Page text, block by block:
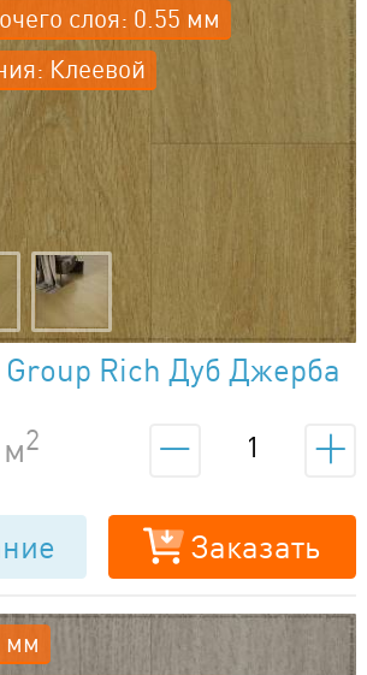
слоя: 0.55 мм
Клеевой
Rich Дуб Джерба
2
Заказать
мм